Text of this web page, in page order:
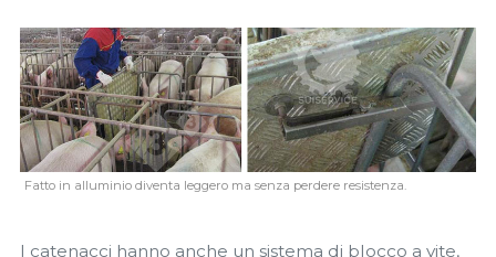
Fatto in alluminio diventa leggero ma senza perdere resistenza.
I catenacci hanno anche un sistema di blocco a vite,